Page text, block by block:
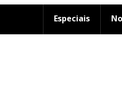
Especiais